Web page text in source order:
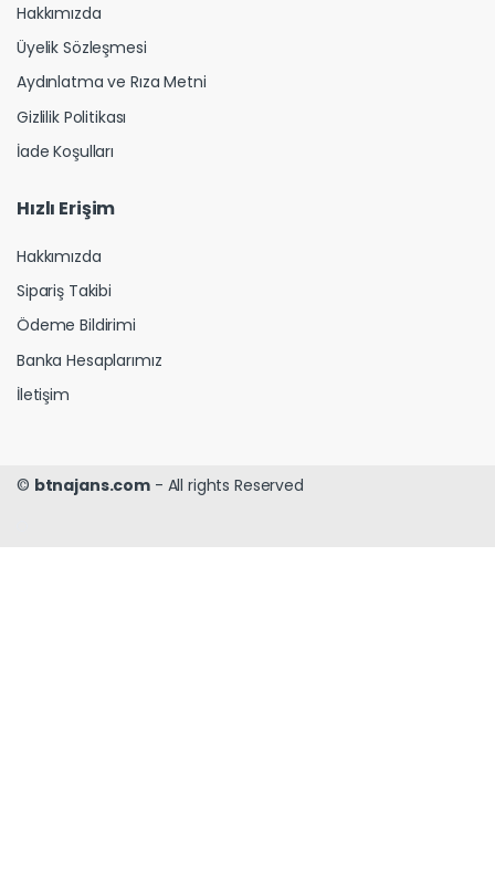
Hakkımızda
Üyelik Sözleşmesi
Aydınlatma ve Rıza Metni
Gizlilik Politikası
İade Koşulları
Hızlı Erişim
Hakkımızda
Sipariş Takibi
Ödeme Bildirimi
Banka Hesaplarımız
İletişim
© btnajans.com - All rights Reserved